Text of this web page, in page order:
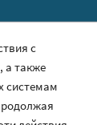
с
а также
системам